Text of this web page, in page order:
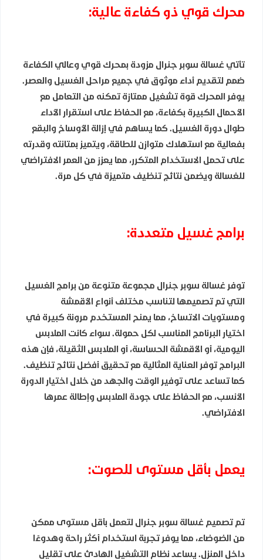
محرك قوي ذو كفاءة عالية:
تأتي غسالة سوبر جنرال مزودة بمحرك قوي وعالي الكفاءة
صُمم لتقديم أداء موثوق في جميع مراحل الغسيل والعصر.
يوفر المحرك قوة تشغيل ممتازة تمكنه من التعامل مع
الأحمال الكبيرة بكفاءة، مع الحفاظ على استقرار الأداء
طوال دورة الغسيل. كما يساهم في إزالة الأوساخ والبقع
بفعالية مع استهلاك متوازن للطاقة، ويتميز بمتانته وقدرته
على تحمل الاستخدام المتكرر، مما يعزز من العمر الافتراضي
للغسالة ويضمن نتائج تنظيف متميزة في كل مرة.
برامج غسيل متعددة:
توفر غسالة سوبر جنرال مجموعة متنوعة من برامج الغسيل
التي تم تصميمها لتناسب مختلف أنواع الأقمشة
ومستويات الاتساخ، مما يمنح المستخدم مرونة كبيرة في
اختيار البرنامج المناسب لكل حمولة. سواء كانت الملابس
اليومية، أو الأقمشة الحساسة، أو الملابس الثقيلة، فإن هذه
البرامج توفر العناية المثالية مع تحقيق أفضل نتائج تنظيف.
كما تساعد على توفير الوقت والجهد من خلال اختيار الدورة
الأنسب، مع الحفاظ على جودة الملابس وإطالة عمرها
الافتراضي.
يعمل بأقل مستوى للصوت:
تم تصميم غسالة سوبر جنرال لتعمل بأقل مستوى ممكن
من الضوضاء، مما يوفر تجربة استخدام أكثر راحة وهدوءًا
داخل المنزل. يساعد نظام التشغيل الهادئ على تقليل